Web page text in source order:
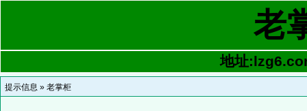
老
地址
提示信息 » 老掌柜